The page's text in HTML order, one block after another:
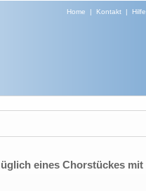
Home | Kontakt| Hilfe
eines Chorstückes mit